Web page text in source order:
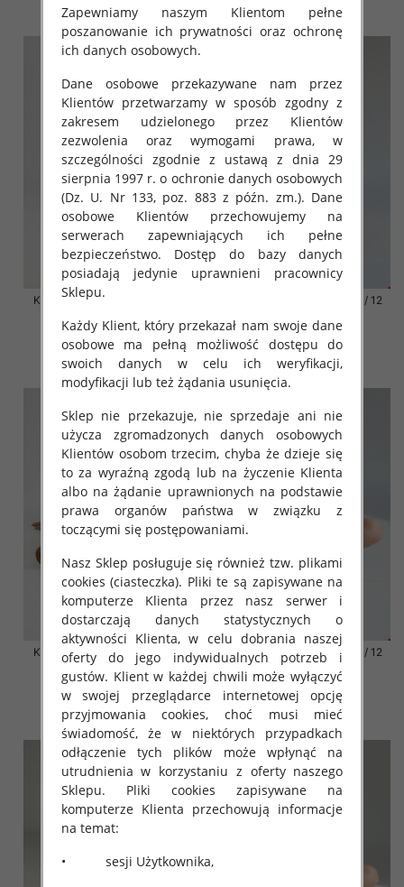
szczegóły szczegóły
Klapki damskie Roz 36-42 / 12
41.00 zł
szczegóły
Klapki damskie Roz 36-42 / 12
41.00 zł
szczegóły
Klapki damskie Roz 36-42 / 12
par
41.00 zł
szczegóły
Klapki damskie Roz 36-42 / 12
par
41.00 zł
szczegóły
Zapewniamy naszym Klientom pełne
poszanowanie ich prywatności oraz ochronę
ich danych osobowych.
Dane osobowe przekazywane nam przez
Klientów przetwarzamy w sposób zgodny z
zakresem udzielonego przez Klientów
zezwolenia oraz wymogami prawa, w
szczególności zgodnie z ustawą z dnia 29
sierpnia 1997 r. o ochronie danych osobowych
(Dz. U. Nr 133, poz. 883 z późn. zm.). Dane
osobowe Klientów przechowujemy na
serwerach zapewniających ich pełne
bezpieczeństwo. Dostęp do bazy danych
posiadają jedynie uprawnieni pracownicy
Sklepu.
Każdy Klient, który przekazał nam swoje dane
osobowe ma pełną możliwość dostępu do
swoich danych w celu ich weryfikacji,
modyfikacji lub też żądania usunięcia.
Sklep nie przekazuje, nie sprzedaje ani nie
użycza zgromadzonych danych osobowych
Klientów osobom trzecim, chyba że dzieje się
to za wyraźną zgodą lub na życzenie Klienta
albo na żądanie uprawnionych na podstawie
prawa organów państwa w związku z
toczącymi się postępowaniami.
Nasz Sklep posługuje się również tzw. plikami
cookies (ciasteczka). Pliki te są zapisywane na
komputerze Klienta przez nasz serwer i
dostarczają danych statystycznych o
aktywności Klienta, w celu dobrania naszej
oferty do jego indywidualnych potrzeb i
gustów. Klient w każdej chwili może wyłączyć
w swojej przeglądarce internetowej opcję
przyjmowania cookies, choć musi mieć
świadomość, że w niektórych przypadkach
odłączenie tych plików może wpłynąć na
utrudnienia w korzystaniu z oferty naszego
Sklepu. Pliki cookies zapisywane na
komputerze Klienta przechowują informacje
na temat:
• sesji Użytkownika,